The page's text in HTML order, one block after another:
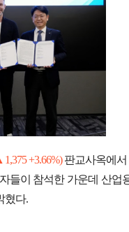
+3.66%)판교사옥에서
들이 참석한 가운데 산업
혔다.